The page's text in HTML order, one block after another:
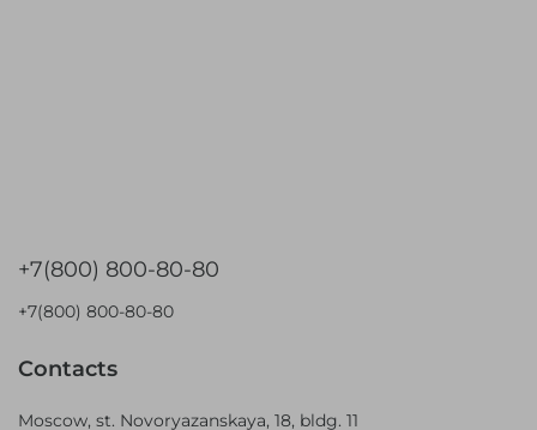
+7(800) 800-80-80
+7(800) 800-80-80
Contacts
Moscow, st. Novoryazanskaya, 18, bldg. 11